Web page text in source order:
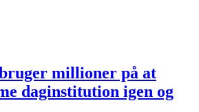
millioner på at
daginstitution igen og